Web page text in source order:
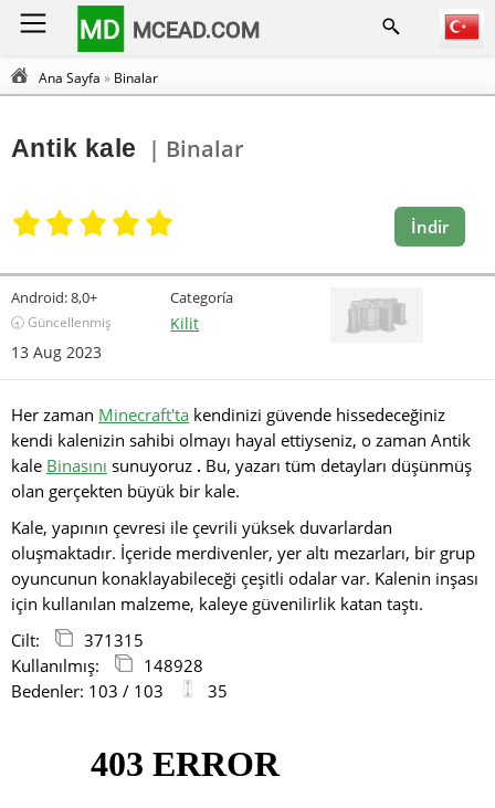
MD MCEAD.COM
Ana Sayfa » Binalar
Antik kale | Binalar
İndir
Android:8,0+
🕣 Güncellenmiş
13 Aug 2023
Categoría
Kilit
Her zaman Minecraft'ta kendinizi güvende hissedeceğiniz
kendi kalenizin sahibi olmayı hayal ettiyseniz, o zaman Antik
kale Binasını sunuyoruz . Bu, yazarı tüm detayları düşünmüş
olan gerçekten büyük bir kale.
Kale, yapının çevresi ile çevrili yüksek duvarlardan
oluşmaktadır. İçeride merdivenler, yer altı mezarları, bir grup
oyuncunun konaklayabileceği çeşitli odalar var. Kalenin inşası
için kullanılan malzeme, kaleye güvenilirlik katan taştı.
Cilt:
371315
Kullanılmış:
148928
Bedenler: 103 / 103
35